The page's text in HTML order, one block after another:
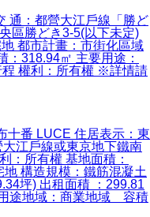
通：都營大江戶線「勝ど
區勝どき3-5(以下未定)
都市計畫：市街化區域
：318.94㎡ 主要用途：
權利：所有權 ※詳情請
十番 LUCE 住居表示：東
江戶線或東京地下鐵南
：所有權 基地面積：
構造規模：鐵筋混凝土
坪) 出租面積 ：299.81
途地域：商業地域 容積